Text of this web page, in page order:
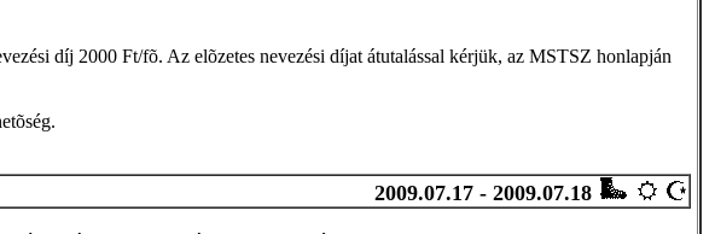
díj 2000 Ft/fõ. Az elõzetes nevezési díjat átutalással kérjük, az MSTSZ honlapján
2009.07.17 - 2009.07.18